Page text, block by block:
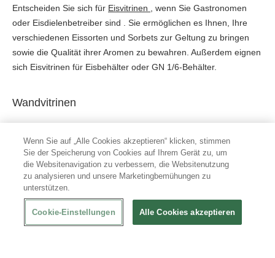
Entscheiden Sie sich für Eisvitrinen
, wenn Sie Gastronomen
oder Eisdielenbetreiber sind . Sie ermöglichen es Ihnen, Ihre
verschiedenen Eissorten und Sorbets zur Geltung zu bringen
sowie die Qualität ihrer Aromen zu bewahren. Außerdem eignen
sich Eisvitrinen für Eisbehälter oder GN 1/6-Behälter.
Wandvitrinen
Wand. So ist nur die Vorderseite der Wandvitrine zugänglich. Die
Wandkühlregalvitrine wird sich hervorragend für die Kühlung von
Massenprodukten eignen, die einen leichten Zugang für den
Verbraucher erfordern. Es handelt sich also um eine vielseitig
einsetzbare Wandvitrine!
Wenn Sie auf „Alle Cookies akzeptieren“ klicken, stimmen
Sie der Speicherung von Cookies auf Ihrem Gerät zu, um
die Websitenavigation zu verbessern, die Websitenutzung
zu analysieren und unsere Marketingbemühungen zu
unterstützen.
Cookie-Einstellungen Alle Cookies akzeptieren